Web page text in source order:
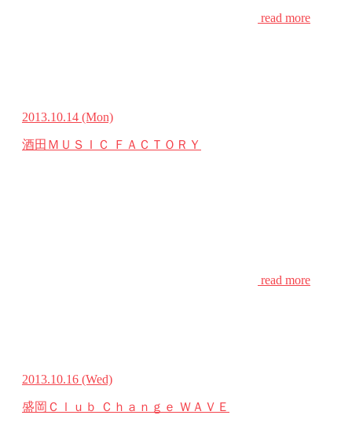
read more
2013.10.14 (Mon)
酒田ＭＵＳＩＣ ＦＡＣＴＯＲＹ
read more
2013.10.16 (Wed)
盛岡Ｃｌｕｂ Ｃｈａｎｇｅ ＷＡＶＥ